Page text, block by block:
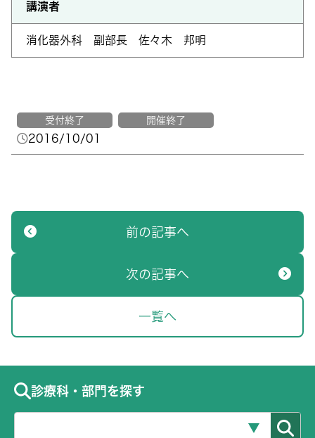
講演者
消化器外科 副部長 佐々木 邦明
受付終了 開催終了
2016/10/01
前の記事へ
一覧へ
次の記事へ
診療科・部門を探す